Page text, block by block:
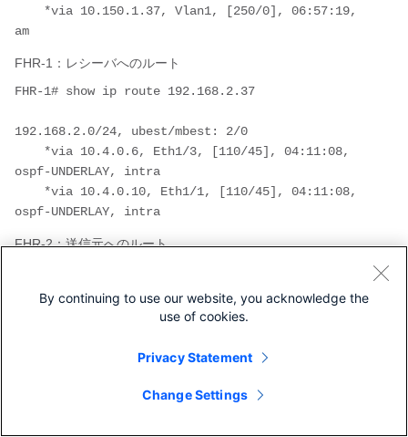
FHR-1：レシーバへのルート
FHR-1# show ip route 192.168.2.37
192.168.2.0/24, ubest/mbest: 2/0
ospf-UNDERLAY, intra
FHR-2：送信元へのルート
10.150.1.37/32, ubest/mbest: 1/0, attached
By continuing to use our website, you acknowledge the
use of cookies.
Privacy Statement
Change Settings